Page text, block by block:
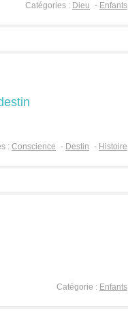
Catégories : Dieu - Enfants
: Conscience - Destin - Histoire
Catégorie : Enfants